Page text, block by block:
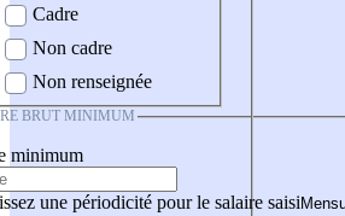
Cadre
Non cadre
Non renseignée
BRUT MINIMUM
minimum
une périodicité pour le salaire saisi